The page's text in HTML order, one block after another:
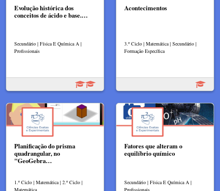
Evolução histórica dos
conceitos de ácido e base.…
Secundário | Física E Química A |
Profissionais
Acontecimentos
3.º Ciclo | Matemática | Secundário |
Formação Específica
Planificação do prisma
quadrangular, no
"GeoGebra…
1.º Ciclo | Matemática | 2.º Ciclo |
Fatores que alteram o
equilíbrio químico
Secundário | Física E Química A |